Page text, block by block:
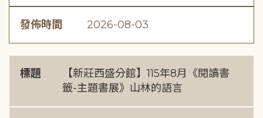
發佈時間 2026-08-03
標題
【新莊西盛分館】115年8月《閱讀書
籤-主題書展》山林的語言